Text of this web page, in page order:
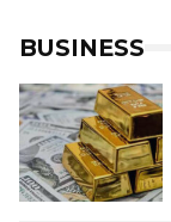
BUSINESS